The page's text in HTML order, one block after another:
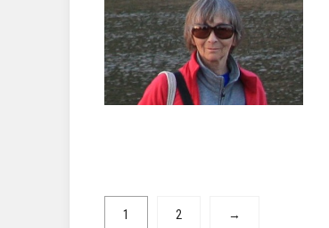
1 2 →